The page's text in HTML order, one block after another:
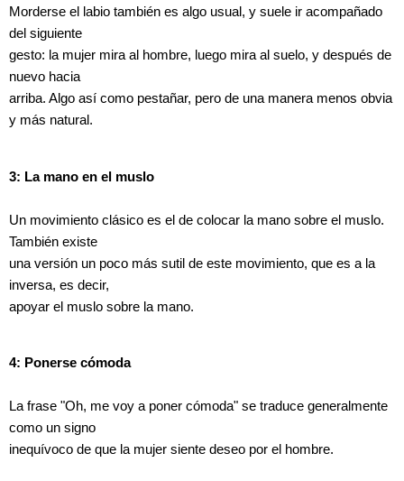
Morderse el labio también es algo usual, y suele ir acompañado
del siguiente
gesto: la mujer mira al hombre, luego mira al suelo, y después de
nuevo hacia
arriba. Algo así como pestañar, pero de una manera menos obvia
y más natural.
3: La mano en el muslo
Un movimiento clásico es el de colocar la mano sobre el muslo.
También existe
una versión un poco más sutil de este movimiento, que es a la
inversa, es decir,
apoyar el muslo sobre la mano.
4: Ponerse cómoda
La frase "Oh, me voy a poner cómoda" se traduce generalmente
como un signo
inequívoco de que la mujer siente deseo por el hombre.